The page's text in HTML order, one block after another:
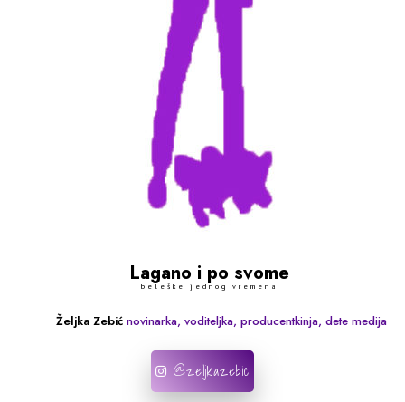
Lagano i po svome
beleške jednog vremena
Željka Zebić novinarka, voditeljka, producentkinja, dete medija
@zeljkazebic